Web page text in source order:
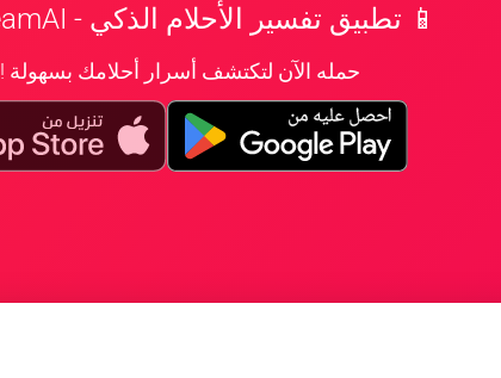
📱 تطبيق تفسير الأحلام الذكي - DreamAI 🚀
حمله الآن لتكتشف أسرار أحلامك بسهولة !